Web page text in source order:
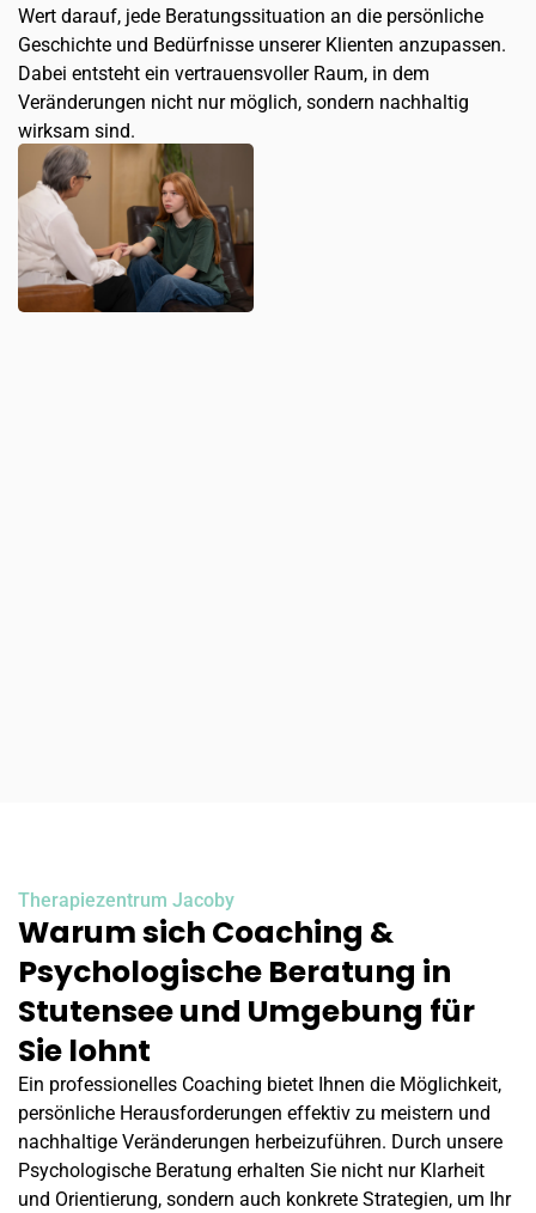
Wert darauf, jede Beratungssituation an die persönliche
Geschichte und Bedürfnisse unserer Klienten anzupassen.
Dabei entsteht ein vertrauensvoller Raum, in dem
Veränderungen nicht nur möglich, sondern nachhaltig
wirksam sind.
Therapiezentrum Jacoby
Warum sich Coaching &
Psychologische Beratung in
Stutensee und Umgebung für
Sie lohnt
Ein professionelles Coaching bietet Ihnen die Möglichkeit,
persönliche Herausforderungen effektiv zu meistern und
nachhaltige Veränderungen herbeizuführen. Durch unsere
Psychologische Beratung erhalten Sie nicht nur Klarheit
und Orientierung, sondern auch konkrete Strategien, um Ihr